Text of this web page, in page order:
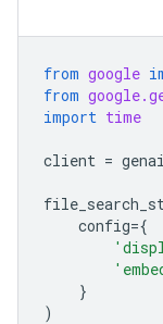
from google
from
import time
client = genai
config={
}
)